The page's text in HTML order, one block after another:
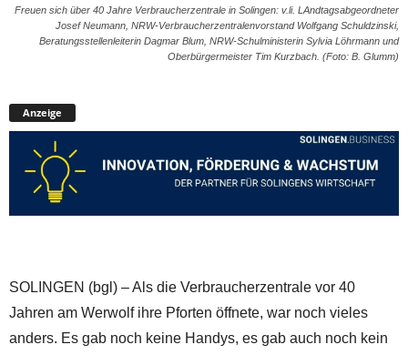
Freuen sich über 40 Jahre Verbraucherzentrale in Solingen: v.li. LAndtagsabgeordneter
Josef Neumann, NRW-Verbraucherzentralenvorstand Wolfgang Schuldzinski,
Beratungsstellenleiterin Dagmar Blum, NRW-Schulministerin Sylvia Löhrmann und
Oberbürgermeister Tim Kurzbach. (Foto: B. Glumm)
Anzeige
SOLINGEN (bgl) – Als die Verbraucherzentrale vor 40
Jahren am Werwolf ihre Pforten öffnete, war noch vieles
anders. Es gab noch keine Handys, es gab auch noch kein